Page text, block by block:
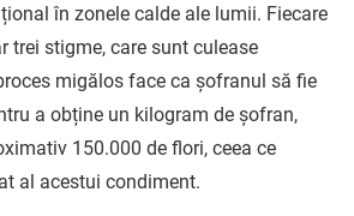
în zonele calde ale lumii. Fiecare
trei stigme, care sunt culease
migălos face ca șofranul să fie
a obține un kilogram de șofran,
150.000 de flori, ceea ce
al acestui condiment.